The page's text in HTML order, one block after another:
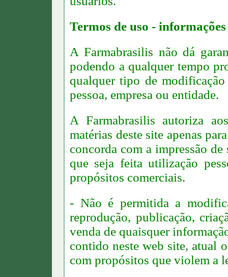
Termos de uso -
A Farmabrasilis não dá
podendo a qualquer tempo
qualquer tipo de
pessoa, empresa ou entidade.
A Farmabrasilis autoriza
matérias deste site apenas
concorda com a impressão
que seja feita utilização
propósitos comerciais.
- Não é permitida a
reprodução, publicação,
venda de quaisquer
contido neste web site, atual
com propósitos que violem a